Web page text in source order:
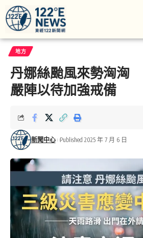
地方
丹娜絲颱風來勢洶洶
嚴陣以待加強戒備
新聞中心 Published 2025 年 7 月 6 日